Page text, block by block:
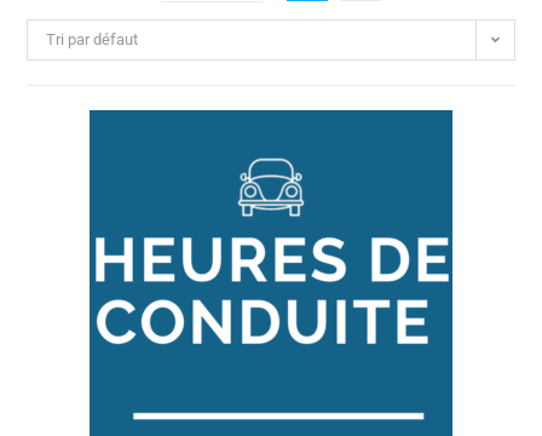
Tri par défaut